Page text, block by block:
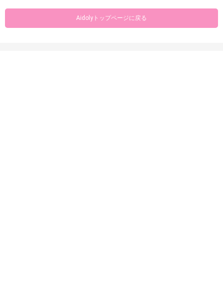
Aidolyトップページに戻る